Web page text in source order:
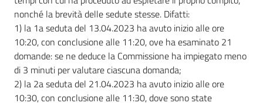
nonché la brevità delle sedute stesse. Difatti:
1) la 1a seduta del 13.04.2023 ha avuto inizio alle ore
10:20, con conclusione alle 11:20, ove ha esaminato 21
domande: se ne deduce la Commissione ha impiegato meno
di 3 minuti per valutare ciascuna domanda;
2) la 2a seduta del 21.04.2023 ha avuto inizio alle ore
10:30, con conclusione alle 11:30, dove sono state